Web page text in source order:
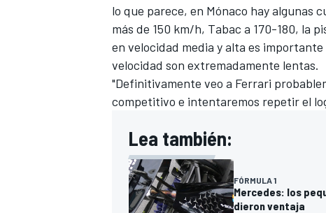
lo que parece, en Mónaco hay algunas
más de 150 km/h, Tabac a 170-180, la
en velocidad media y alta es
velocidad son extremadamente lentas.
"Definitivamente veo a Ferrari
competitivo e intentaremos repetir el
Lea también:
FÓRMULA 1
Mercedes: los
dieron ventaja